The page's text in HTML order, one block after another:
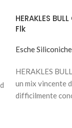
HERAKLES
Flk
Esche Siliconiche,
HERAKLES
un mix vincente
difficilmente